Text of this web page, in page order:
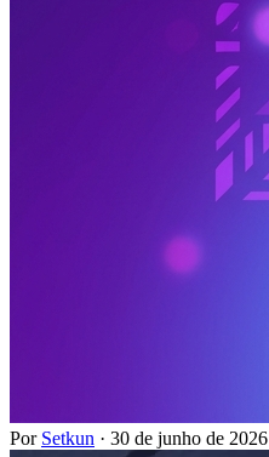
Por Setkun · 30 de junho de 2026